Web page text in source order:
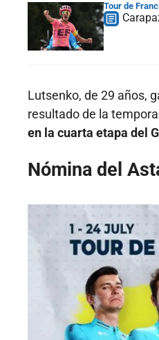
Tour de
Lutsenko, de 29 años,
resultado de la
en la cuarta etapa del
Nómina del